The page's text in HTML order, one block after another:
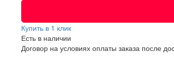
Купить в 1 клик
Есть в наличии
Договор на условиях оплаты заказа после